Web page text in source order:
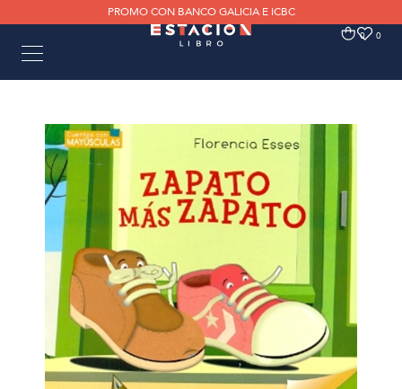
PROMO CON BANCO GALICIA E ICBC
0 0